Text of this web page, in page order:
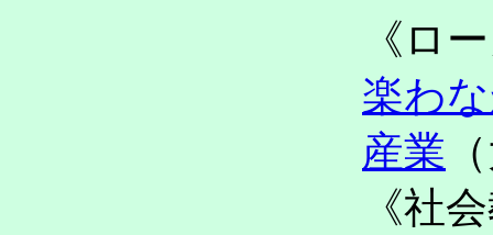
《ロ
楽わ
産業
《社